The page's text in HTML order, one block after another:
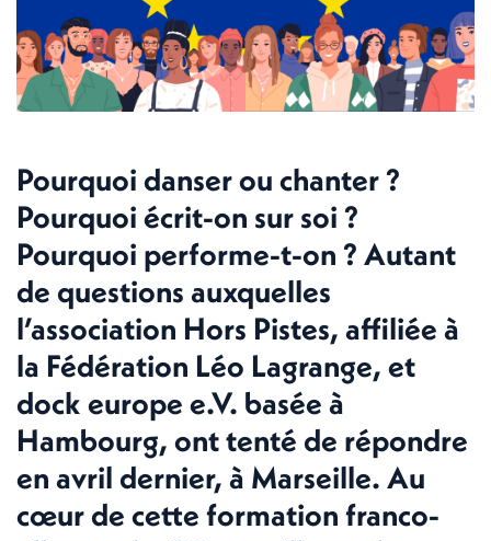
Pourquoi danser ou chanter ?
Pourquoi écrit-on sur soi ?
Pourquoi performe-t-on ? Autant
de questions auxquelles
l’association Hors Pistes, affiliée à
la Fédération Léo Lagrange, et
dock europe e.V. basée à
Hambourg, ont tenté de répondre
en avril dernier, à Marseille. Au
cœur de cette formation franco-